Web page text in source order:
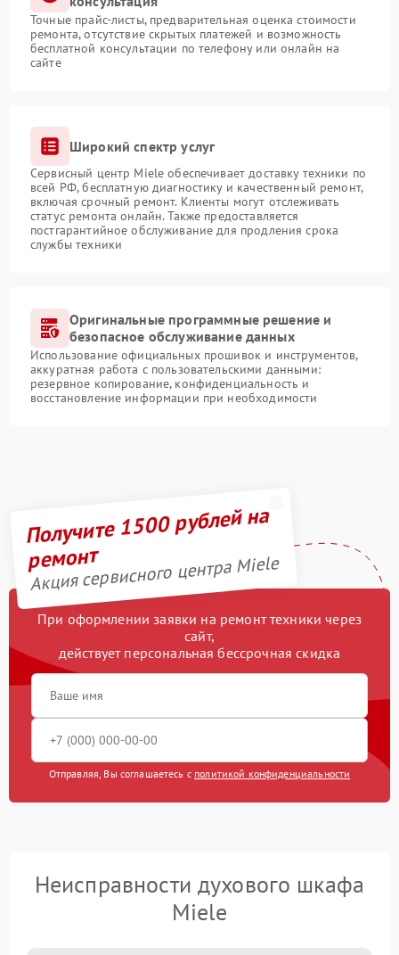
Точные прайс-листы, предварительная оценка стоимости
ремонта, отсутствие скрытых платежей и возможность
бесплатной консультации по телефону или онлайн на
сайте
Широкий спектр услуг
Сервисный центр Miele обеспечивает доставку техники по
всей РФ, бесплатную диагностику и качественный ремонт,
включая срочный ремонт. Клиенты могут отслеживать
статус ремонта онлайн. Также предоставляется
постгарантийное обслуживание для продления срока
службы техники
Оригинальные программные решение и
безопасное обслуживание данных
Использование официальных прошивок и инструментов,
аккуратная работа с пользовательскими данными:
резервное копирование, конфиденциальность и
восстановление информации при необходимости
Получите 1500 рублей на
ремонт
Акция сервисного центра Miele
При оформлении заявки на ремонт техники через
сайт,
действует персональная бессрочная скидка
Отправляя, Вы соглашаетесь с политикой конфиденциальности
Неисправности духового шкафа
Miele